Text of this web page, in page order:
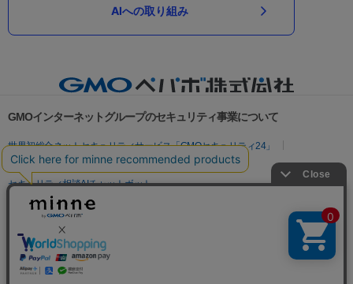
AIへの取り組み
GMOインターネットグループのセキュリティ事業について
世界初総合ネットセキュリティサービス「GMOセキュリティ24」
パスワード漏洩診断
Webサイトリスク診断
セキュリティ相談AIチャットボット
実在証明・盗聴対策
サイバー攻撃対策（GMO Flatt Security）
セキュリティ事業の軌跡